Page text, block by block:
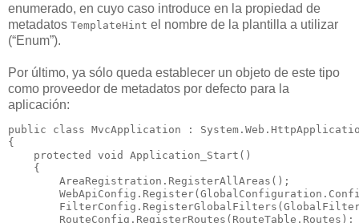
enumerado, en cuyo caso introduce en la propiedad de
metadatos TemplateHint el nombre de la plantilla a utilizar
(“Enum”).
Por último, ya sólo queda establecer un objeto de este tipo
como proveedor de metadatos por defecto para la
aplicación:
public class MvcApplication :
{
    protected void Application_Start()
    {
        AreaRegistration.RegisterAllAreas();
        RouteConfig.RegisterRoutes(RouteTable.Routes);